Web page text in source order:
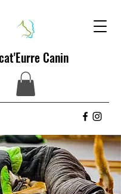
Canin